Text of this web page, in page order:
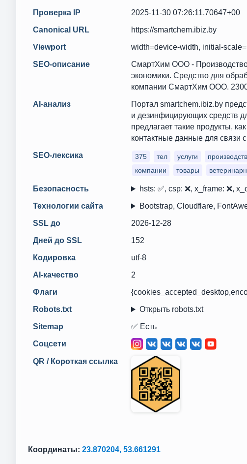
Проверка IP 2025-11-30 07:26:11.70647+00
Canonical URL https://smartchem.ibiz.by
Viewport width=device-width, initial-
SEO-описание
СмартХим ООО - Производство
экономики. Средство для
компании СмартХим ООО.
AI-анализ
Портал smartchem.ibiz.by
и дезинфицирующих средств
предлагает такие продукты,
контактные данные для связи
SEO-лексика 375 тел услуги
компании
товары
Безопасность hsts: ✅, csp: ❌, x_frame: ❌,
Технологии сайта Bootstrap, Cloudflare,
SSL до 2026-12-28
Дней до SSL 152
Кодировка utf-8
AI-качество 2
Флаги
Robots.txt Открыть robots.txt
Sitemap ✅ Есть
Соцсети
QR / Короткая ссылка
Координаты: 23.870204, 53.661291